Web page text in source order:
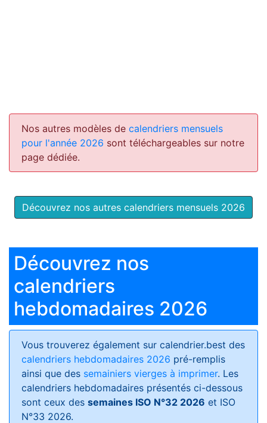
Nos autres modèles de calendriers mensuels
pour l'année 2026 sont téléchargeables sur notre
page dédiée.
Découvrez nos autres calendriers mensuels 2026
Découvrez nos
calendriers
hebdomadaires 2026
Vous trouverez également sur calendrier.best des
calendriers hebdomadaires 2026 pré-remplis
ainsi que des semainiers vierges à imprimer. Les
calendriers hebdomadaires présentés ci-dessous
sont ceux des semaines ISO N°32 2026 et ISO
N°33 2026.